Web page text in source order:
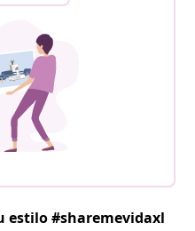
estilo #sharemevidaxl